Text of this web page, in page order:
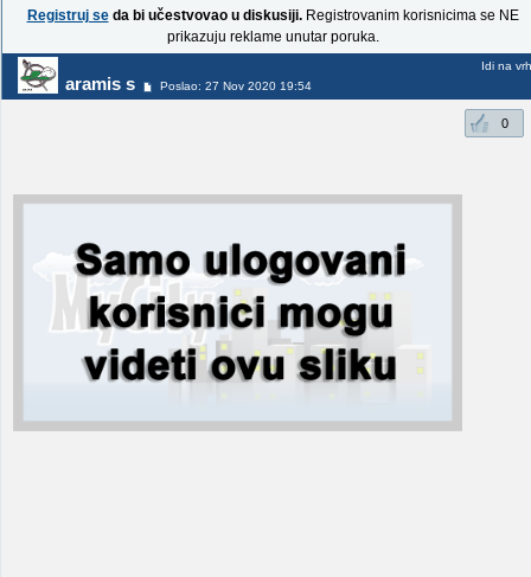
Registruj seda bi učestvovao u diskusiji.Registrovanim korisnicima se NE
prikazuju reklame unutar poruka.
aramis s Poslao: 27 Nov 2020 19:54
Idi na vrh
0